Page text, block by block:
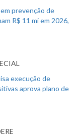
prevenção de
R$ 11 mi em 2026,
execução de
aprova plano de